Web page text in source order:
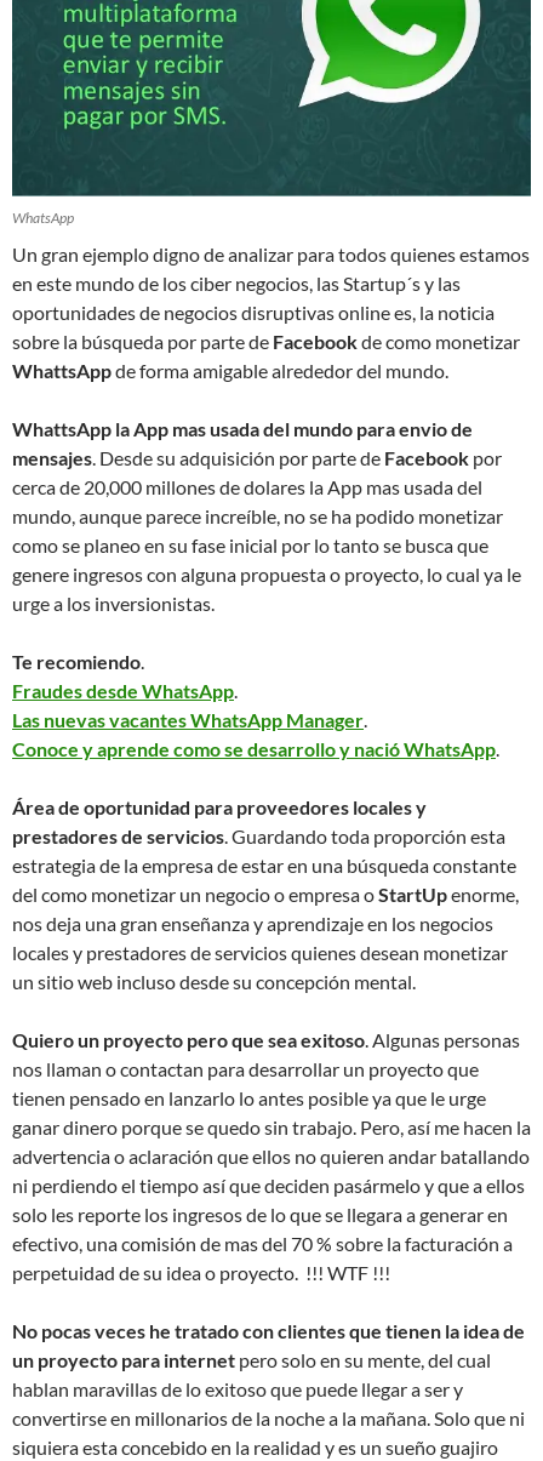
WhatsApp
Un gran ejemplo digno de analizar para todos quienes estamos
en este mundo de los ciber negocios, las Startup´s y las
oportunidades de negocios disruptivas online es, la noticia
sobre la búsqueda por parte de Facebookde como monetizar
WhattsAppde forma amigable alrededor del mundo.
WhattsApp la App mas usada del mundo para envio de
mensajes. Desde su adquisición por parte de Facebook por
cerca de 20,000 millones de dolares la App mas usada del
mundo, aunque parece increíble, no se ha podido monetizar
como se planeo en su fase inicial por lo tanto se busca que
genere ingresos con alguna propuesta o proyecto, lo cual ya le
urge a los inversionistas.
Te recomiendo.
Fraudes desde WhatsApp.
Las nuevas vacantes WhatsApp Manager.
Conoce y aprende como se desarrollo y nació WhatsApp.
Área de oportunidad para proveedores locales y
prestadores de servicios. Guardando toda proporción esta
estrategia de la empresa de estar en una búsqueda constante
del como monetizar un negocio o empresa oStartUpenorme,
nos deja una gran enseñanza y aprendizaje en los negocios
locales y prestadores de servicios quienes desean monetizar
un sitio web incluso desde su concepción mental.
Quiero un proyecto pero que sea exitoso. Algunas personas
nos llaman o contactan para desarrollar un proyecto que
tienen pensado en lanzarlo lo antes posible ya que le urge
ganar dinero porque se quedo sin trabajo. Pero, así me hacen la
advertencia o aclaración que ellos no quieren andar batallando
ni perdiendo el tiempo así que deciden pasármelo y que a ellos
solo les reporte los ingresos de lo que se llegara a generar en
efectivo, una comisión de mas del 70 % sobre la facturación a
perpetuidad de su idea o proyecto. !!! WTF !!!
No pocas veces he tratado con clientes que tienen la idea de
un proyecto para internet pero solo en su mente, del cual
hablan maravillas de lo exitoso que puede llegar a ser y
convertirse en millonarios de la noche a la mañana. Solo que ni
siquiera esta concebido en la realidad y es un sueño guajiro